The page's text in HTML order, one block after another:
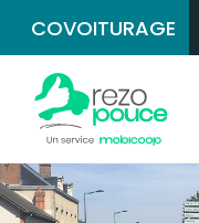
COVOITURAGE